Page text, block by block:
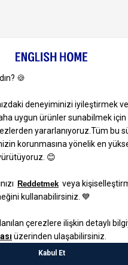
Kargo Bedava!